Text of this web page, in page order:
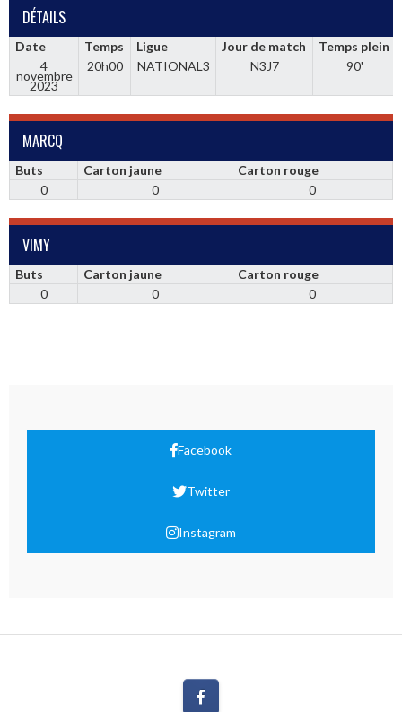
DÉTAILS
Date Temps Ligue Jour de match
Temps plein
4
novembre
2023
20h00 NATIONAL3 N3J7 90'
MARCQ
Buts Carton jaune
Carton rouge
0
0 0
VIMY
Buts Carton jaune
Carton rouge
0
0 0
Facebook
Twitter
Instagram